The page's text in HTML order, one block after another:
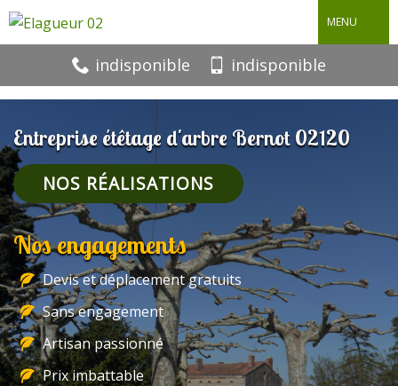
MENU
indisponible indisponible
Entreprise étêtage d'arbre Bernot 02120
NOS RÉALISATIONS
Nos engagements
Devis et déplacement gratuits
Sans engagement
Artisan passionné
Prix imbattable